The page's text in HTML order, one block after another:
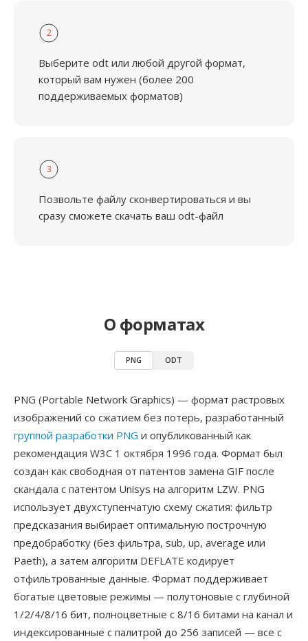
2
Выберите odt или любой другой формат,
который вам нужен (более 200
поддерживаемых форматов)
3
Позвольте файлу сконвертироваться и вы
сразу сможете скачать ваш odt-файл
О форматах
PNG ODT
PNG (Portable Network Graphics) — формат растровых
изображений со сжатием без потерь, разработанный
группой разработки PNG и опубликованный как
рекомендация W3C 1 октября 1996 года. Формат был
создан как свободная от патентов замена GIF после
скандала с патентом Unisys на алгоритм LZW. PNG
использует двухступенчатую схему сжатия: фильтр
предсказания выбирает оптимальную построчную
предобработку (без фильтра, sub, up, average или
Paeth), а затем алгоритм DEFLATE кодирует
отфильтрованные данные. Формат поддерживает
богатые цветовые режимы — полутоновые с глубиной
1/2/4/8/16 бит, полноцветные с 8/16 битами на канал и
индексированные с палитрой до 256 записей — все с